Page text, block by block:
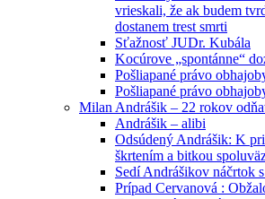
vrieskali, že ak budem
dostanem trest smrti
Sťažnosť JUDr. Kubála
Kocúrove „spontánne“
Pošliapané právo
Pošliapané právo
Milan Andrášik – 22 rokov
Andrášik – alibi
Odsúdený Andrášik: K
škrtením a bitkou
Sedí Andrášikov náčrtok
Prípad Cervanová :